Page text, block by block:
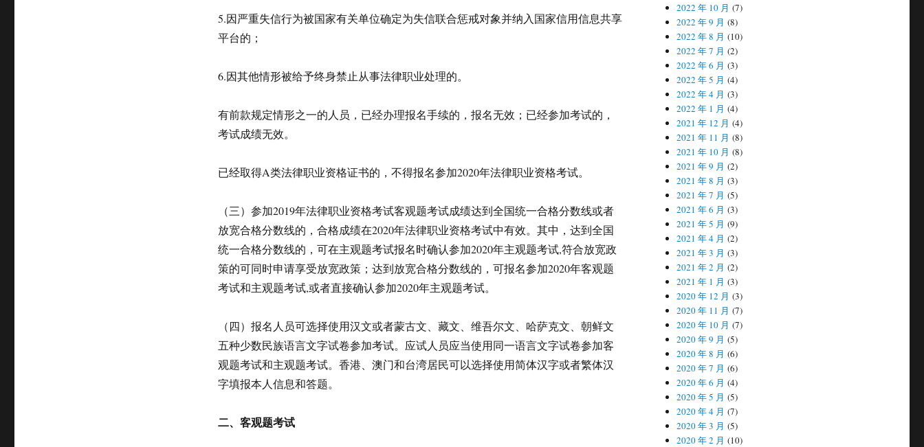
5.因严重失信行为被国家有关单位确定为失信联合惩戒对象并纳入国家信用信息共享
平台的；
6.因其他情形被给予终身禁止从事法律职业处理的。
有前款规定情形之一的人员，已经办理报名手续的，报名无效；已经参加考试的，
考试成绩无效。
已经取得A类法律职业资格证书的，不得报名参加2020年法律职业资格考试。
（三）参加2019年法律职业资格考试客观题考试成绩达到全国统一合格分数线或者
放宽合格分数线的，合格成绩在2020年法律职业资格考试中有效。其中，达到全国
统一合格分数线的，可在主观题考试报名时确认参加2020年主观题考试,符合放宽政
策的可同时申请享受放宽政策；达到放宽合格分数线的，可报名参加2020年客观题
考试和主观题考试,或者直接确认参加2020年主观题考试。
（四）报名人员可选择使用汉文或者蒙古文、藏文、维吾尔文、哈萨克文、朝鲜文
五种少数民族语言文字试卷参加考试。应试人员应当使用同一语言文字试卷参加客
观题考试和主观题考试。香港、澳门和台湾居民可以选择使用简体汉字或者繁体汉
字填报本人信息和答题。
二、客观题考试
2022 年 10 月 (7)
2022 年 9 月 (8)
2022 年 8 月 (10)
2022 年 7 月 (2)
2022 年 6 月 (3)
2022 年 5 月 (4)
2022 年 4 月 (3)
2022 年 1 月 (4)
2021 年 12 月 (4)
2021 年 11 月 (8)
2021 年 10 月 (8)
2021 年 9 月 (2)
2021 年 8 月 (3)
2021 年 7 月 (5)
2021 年 6 月 (3)
2021 年 5 月 (9)
2021 年 4 月 (2)
2021 年 3 月 (3)
2021 年 2 月 (2)
2021 年 1 月 (3)
2020 年 12 月 (3)
2020 年 11 月 (7)
2020 年 10 月 (7)
2020 年 9 月 (5)
2020 年 8 月 (6)
2020 年 7 月 (6)
2020 年 6 月 (4)
2020 年 5 月 (5)
2020 年 4 月 (7)
2020 年 3 月 (5)
2020 年 2 月 (10)